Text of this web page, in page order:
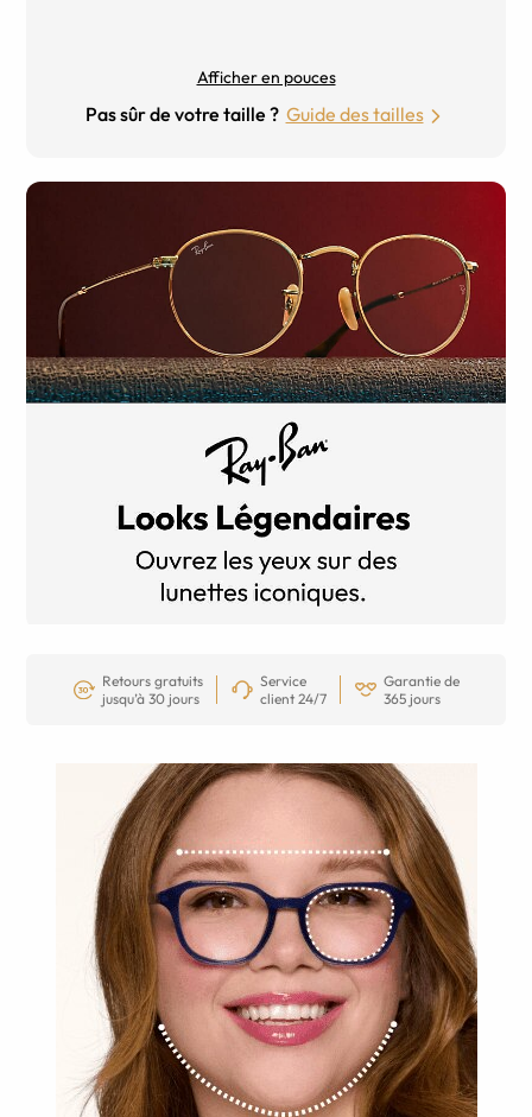
Afficher en pouces
Pas sûr de votre taille ? Guide des tailles
Retours gratuits
jusqu’à 30 jours
Service
client 24/7
Garantie de
365 jours